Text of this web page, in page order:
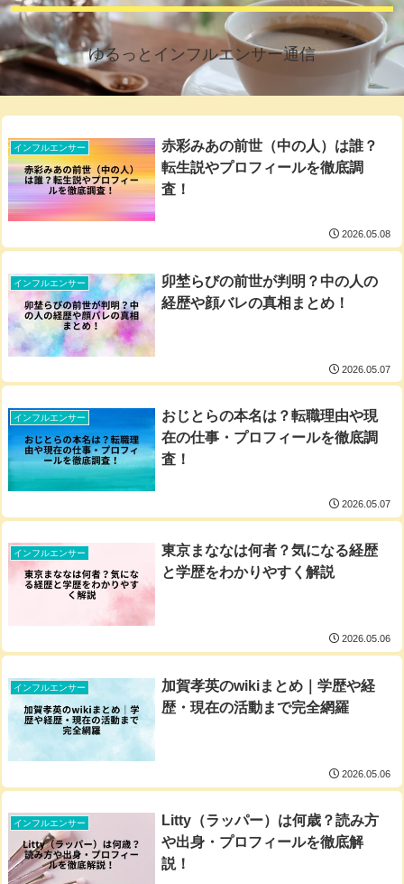
ゆるっとインフルエンサー通信
インフルエンサー
赤彩みあの前世（中の人）は誰？
転生説やプロフィールを徹底調
査！
2026.05.08
インフルエンサー
卯埜らびの前世が判明？中の人の
経歴や顔バレの真相まとめ！
2026.05.07
インフルエンサー
おじとらの本名は？転職理由や現
在の仕事・プロフィールを徹底調
査！
2026.05.07
インフルエンサー
東京まななは何者？気になる経歴
と学歴をわかりやすく解説
2026.05.06
インフルエンサー
加賀孝英のwikiまとめ｜学歴や経
歴・現在の活動まで完全網羅
2026.05.06
インフルエンサー
Litty（ラッパー）は何歳？読み方
や出身・プロフィールを徹底解
説！